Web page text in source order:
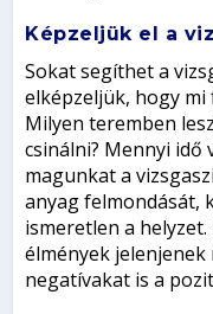
Képzeljük el a
Sokat segíthet a
elképzeljük, hogy
Milyen teremben
csinálni? Mennyi idő
magunkat a
anyag felmondását,
ismeretlen a
élmények
negatívakat is a